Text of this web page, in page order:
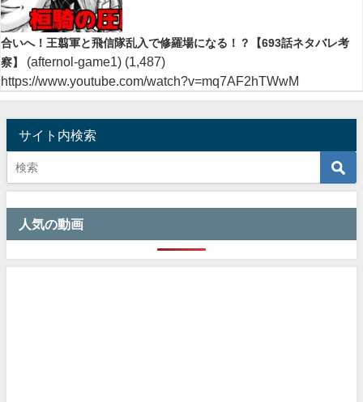
合いへ！王翦軍と飛信隊乱入で修羅場になる！？【693話ネタバレ考
察】
(afternol-game1) (1,487)
https://www.youtube.com/watch?v=mq7AF2hTWwM
サイト内検索
人気の動画